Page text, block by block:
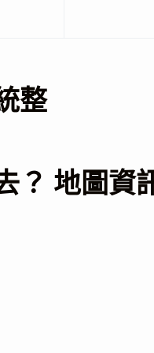
整
？ 地圖資